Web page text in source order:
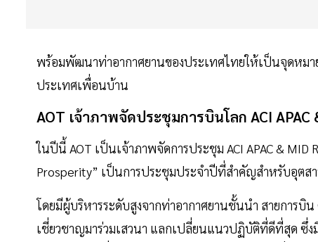
พร้อมพัฒนาท่าอากาศยานของประเทศไทยให้เป็นจุดหมา
ประเทศเพื่อนบ้าน
AOT เจ้าภาพจัดประชุมการบินโลก ACI APAC
ในปีนี้ AOT เป็นเจ้าภาพจัดการประชุม ACI APAC &
Prosperity” เป็นการประชุมประจำปีที่สำคัญสำหรับอุต
โดยมีผู้บริหารระดับสูงจากท่าอากาศยานชั้นนำ สายการบิ
เชี่ยวชาญมาร่วมเสวนา แลกเปลี่ยนแนวปฏิบัติที่ดีที่สุด ซึ่